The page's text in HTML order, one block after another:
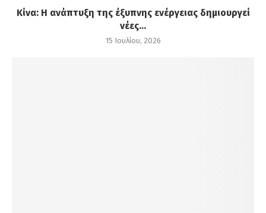
Κίνα: Η ανάπτυξη της έξυπνης ενέργειας δημιουργεί
νέες...
15 Ιουλίου, 2026